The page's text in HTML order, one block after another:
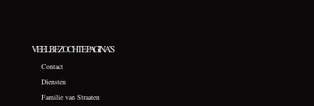
VEELBEZOCHTE PAGINA’S
Contact
Diensten
Familie van Straaten